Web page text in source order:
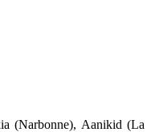
(Narbonne), Aanikid (La